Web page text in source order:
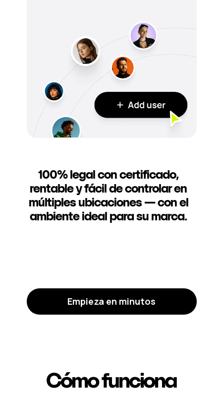
100% legal con certificado,
rentable y fácil de controlar en
múltiples ubicaciones — con el
ambiente ideal para su marca.
Empieza en minutos
Cómo funciona